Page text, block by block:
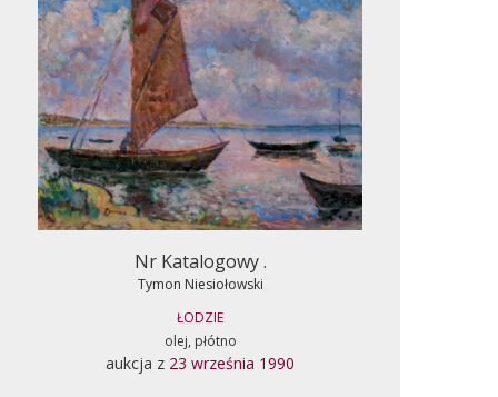
Nr Katalogowy .
Tymon Niesiołowski
ŁODZIE
olej, płótno
aukcja z 23 września 1990